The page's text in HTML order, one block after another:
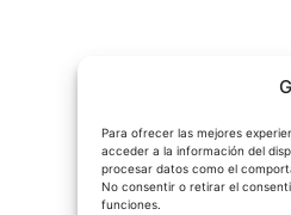
Para ofrecer las mejores
acceder a la información del
procesar datos como el
No consentir o retirar el
funciones.